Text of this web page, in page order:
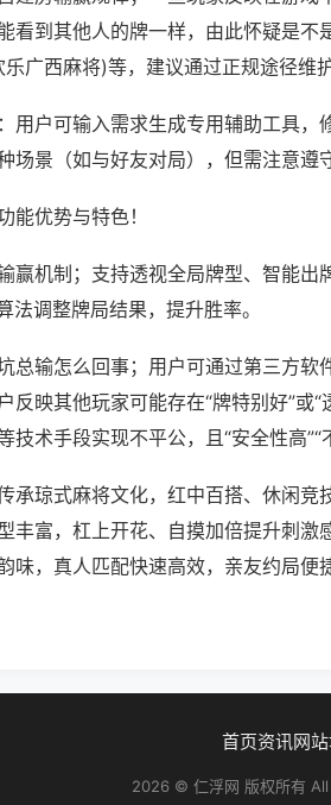
看到其他人的牌一样，由此怀疑是
广西麻将)等，建议通过正规途径维
用户可输入需求生成专用辅助工具，
场景（如与好友对局），但需注意遵
能优势与特色！
赢机制；支持透视全局牌型、智能
法调整牌局结果，提升胜率。
总输怎么回事；用户可通过第三方软
反映其他玩家可能存在“牌特别好”或
技术手段实现不平公，且“安全性高”“
承琼式麻将文化，红中百搭、休闲
丰富，杠上开花、自摸加倍提升刺
味，真人匹配快速高效，亲友约局
首页资讯网
2026 © 仁浮网 版权所有